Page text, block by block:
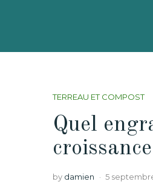
TERREAU ET COMPOST
Quel
by damien 5